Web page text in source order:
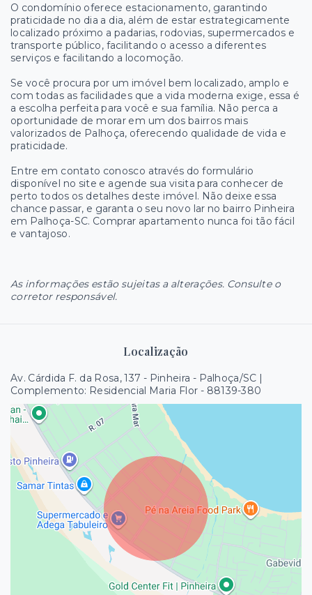
O condomínio oferece estacionamento, garantindo
praticidade no dia a dia, além de estar estrategicamente
localizado próximo a padarias, rodovias, supermercados e
transporte público, facilitando o acesso a diferentes
serviços e facilitando a locomoção.
Se você procura por um imóvel bem localizado, amplo e
com todas as facilidades que a vida moderna exige, essa é
a escolha perfeita para você e sua família. Não perca a
oportunidade de morar em um dos bairros mais
valorizados de Palhoça, oferecendo qualidade de vida e
praticidade.
Entre em contato conosco através do formulário
disponível no site e agende sua visita para conhecer de
perto todos os detalhes deste imóvel. Não deixe essa
chance passar, e garanta o seu novo lar no bairro Pinheira
em Palhoça-SC. Comprar apartamento nunca foi tão fácil
e vantajoso.
As informações estão sujeitas a alterações. Consulte o
corretor responsável.
Localização
Av. Cárdida F. da Rosa, 137 - Pinheira - Palhoça/SC |
Complemento: Residencial Maria Flor - 88139-380